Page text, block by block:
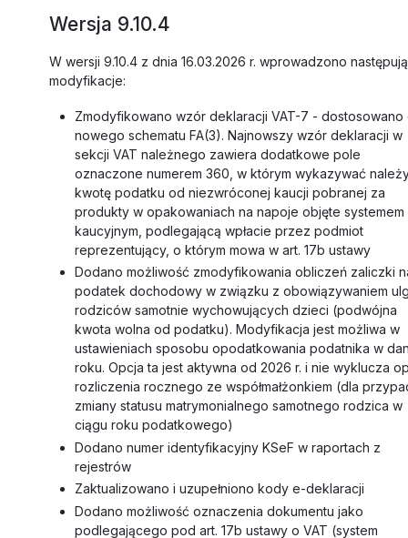
Wersja 9.10.4
W wersji 9.10.4 z dnia 16.03.2026 r. wprowadzono
modyfikacje:
Zmodyfikowano wzór deklaracji VAT-7 - dostosowano
nowego schematu FA(3). Najnowszy wzór deklaracji w
sekcji VAT należnego zawiera dodatkowe pole
oznaczone numerem 360, w którym wykazywać
kwotę podatku od niezwróconej kaucji pobranej za
produkty w opakowaniach na napoje objęte systemem
kaucyjnym, podlegającą wpłacie przez podmiot
reprezentujący, o którym mowa w art. 17b ustawy
Dodano możliwość zmodyfikowania obliczeń zaliczki
podatek dochodowy w związku z obowiązywaniem
rodziców samotnie wychowujących dzieci (podwójna
kwota wolna od podatku). Modyfikacja jest możliwa w
ustawieniach sposobu opodatkowania podatnika w
roku. Opcja ta jest aktywna od 2026 r. i nie wyklucza
rozliczenia rocznego ze współmałżonkiem (dla
zmiany statusu matrymonialnego samotnego rodzica w
ciągu roku podatkowego)
Dodano numer identyfikacyjny KSeF w raportach z
rejestrów
Zaktualizowano i uzupełniono kody e-deklaracji
Dodano możliwość oznaczenia dokumentu jako
podlegającego pod art. 17b ustawy o VAT (system